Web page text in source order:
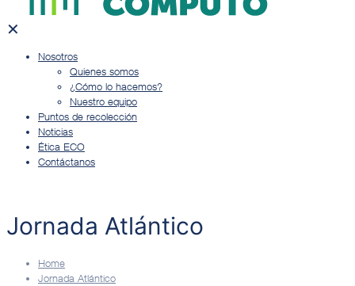
✕
Nosotros
Quienes somos
¿Cómo lo hacemos?
Nuestro equipo
Puntos de recolección
Noticias
Ética ECO
Contáctanos
Jornada Atlántico
Home
Jornada Atlántico